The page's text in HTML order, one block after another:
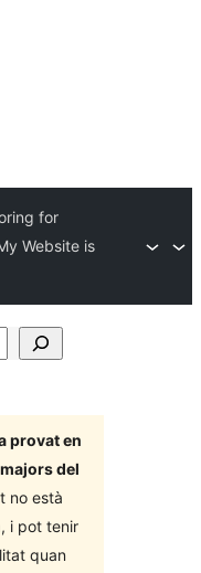
for
Website is
provat en
del
no està
i pot tenir
quan